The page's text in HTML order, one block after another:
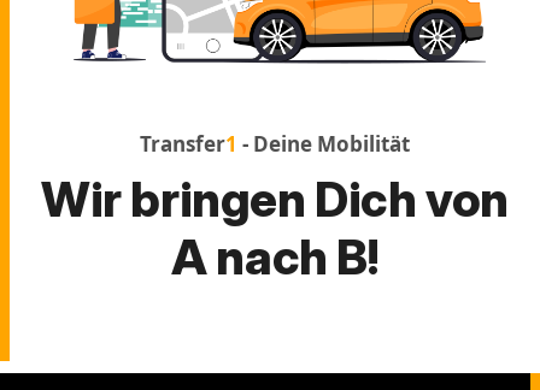
Transfer1 - Deine Mobilität
Wir bringen Dich von
A nach B!